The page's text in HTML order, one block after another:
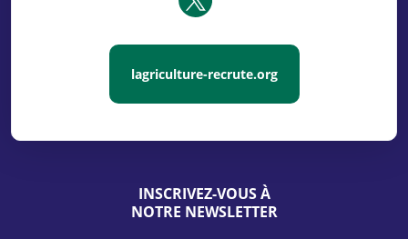
INSCRIVEZ-VOUS À
NOTRE NEWSLETTER
lagriculture-recrute.org